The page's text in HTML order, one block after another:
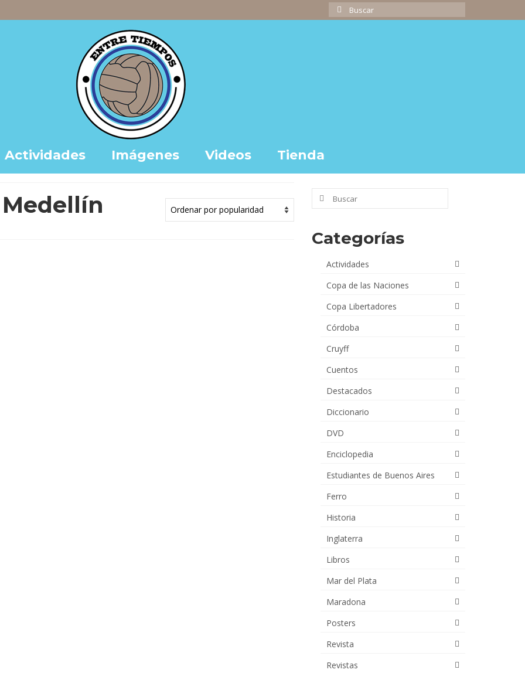
Buscar
por:
Actividades Imágenes Videos Tienda
Buscar
por:
Categorías
Actividades
Copa de las Naciones
Copa Libertadores
Córdoba
Cruyff
Cuentos
Destacados
Diccionario
DVD
Enciclopedia
Estudiantes de Buenos Aires
Ferro
Historia
Inglaterra
Libros
Mar del Plata
Maradona
Posters
Revista
Revistas